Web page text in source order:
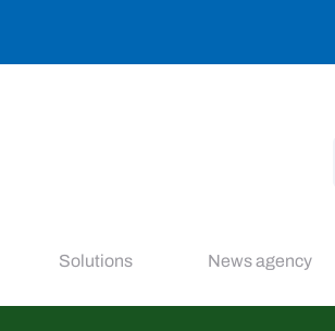
Solutions News agency